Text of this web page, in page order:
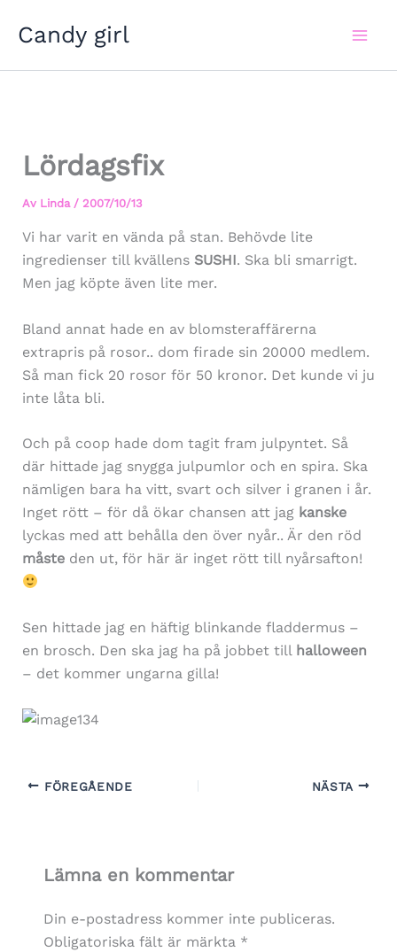
Candy girl
Lördagsfix
Av Linda / 2007/10/13
Vi har varit en vända på stan. Behövde lite
ingredienser till kvällens SUSHI. Ska bli smarrigt.
Men jag köpte även lite mer.
Bland annat hade en av blomsteraffärerna
extrapris på rosor.. dom firade sin 20000 medlem.
Så man fick 20 rosor för 50 kronor. Det kunde vi ju
inte låta bli.
Och på coop hade dom tagit fram julpyntet. Så
där hittade jag snygga julpumlor och en spira. Ska
nämligen bara ha vitt, svart och silver i granen i år.
Inget rött – för då ökar chansen att jag kanske
lyckas med att behålla den över nyår.. Är den röd
måsteden ut, för här är inget rött till nyårsafton!
Sen hittade jag en häftig blinkande fladdermus –
en brosch. Den ska jag ha på jobbet till halloween
– det kommer ungarna gilla!
FÖREGÅENDE NÄSTA
Lämna en kommentar
Din e-postadress kommer inte publiceras.
Obligatoriska fält är märkta *